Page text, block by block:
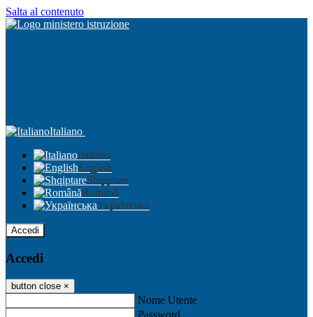
Salta al contenuto
Italiano
Italiano
English
Shqiptare
Română
Українська
Accedi
Accedi
button close ×
Nome Utente